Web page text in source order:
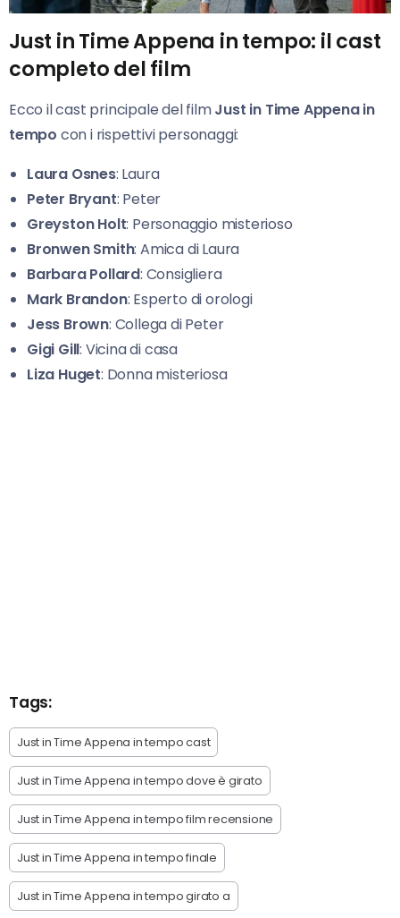
Just in Time Appena in tempo: il cast
completo del film
Ecco il cast principale del filmJust in Time Appena in
tempo con i rispettivi personaggi:
Laura Osnes: Laura
Peter Bryant: Peter
Greyston Holt: Personaggio misterioso
Bronwen Smith: Amica di Laura
Barbara Pollard: Consigliera
Mark Brandon: Esperto di orologi
Jess Brown: Collega di Peter
Gigi Gill: Vicina di casa
Liza Huget: Donna misteriosa
Tags:
Just in Time Appena in tempo cast
Just in Time Appena in tempo dove è girato
Just in Time Appena in tempo film recensione
Just in Time Appena in tempo finale
Just in Time Appena in tempo girato a